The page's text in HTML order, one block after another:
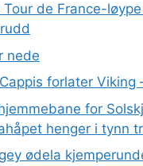
Tour de France-
nede
forlater Viking
for
henger i tynn
ødela